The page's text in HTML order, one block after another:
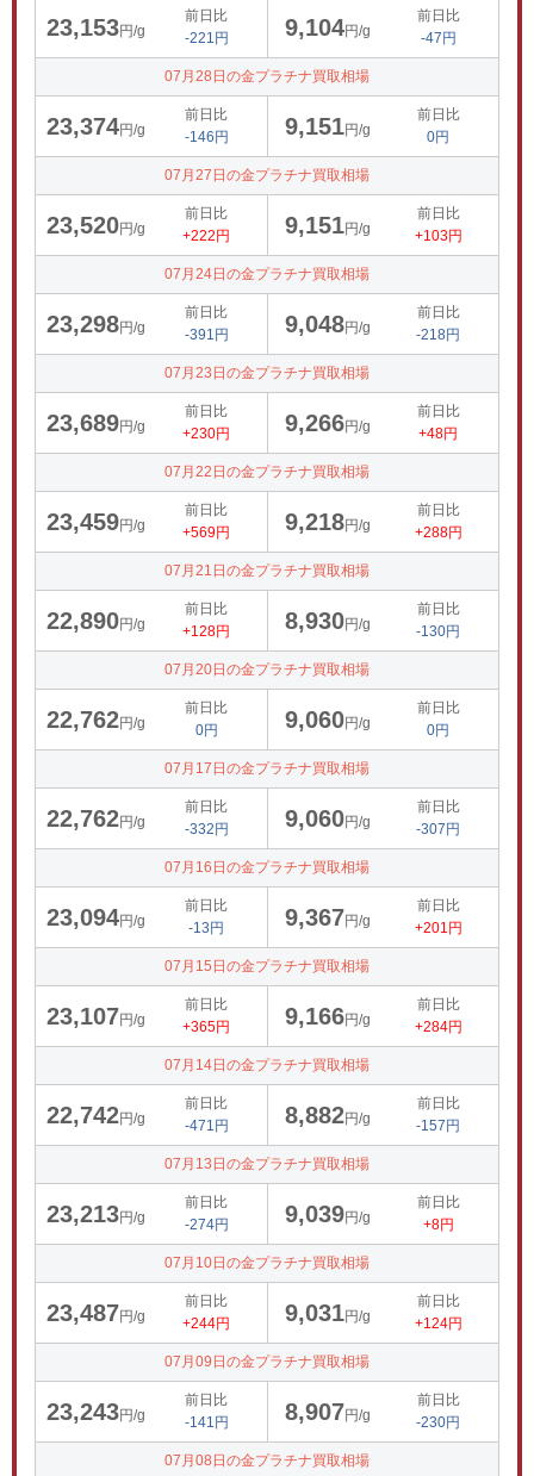
23,153円/g
前日比
-221円
9,104円/g
前日比
-47円
07月28日の金プラチナ買取相場
23,374円/g
前日比
-146円
9,151円/g
前日比
0円
07月27日の金プラチナ買取相場
23,520円/g
前日比
+222円
9,151円/g
前日比
+103円
07月24日の金プラチナ買取相場
23,298円/g
前日比
-391円
9,048円/g
前日比
-218円
07月23日の金プラチナ買取相場
23,689円/g
前日比
+230円
9,266円/g
前日比
+48円
07月22日の金プラチナ買取相場
23,459円/g
前日比
+569円
9,218円/g
前日比
+288円
07月21日の金プラチナ買取相場
22,890円/g
前日比
+128円
8,930円/g
前日比
-130円
07月20日の金プラチナ買取相場
22,762円/g
前日比
0円
9,060円/g
前日比
0円
07月17日の金プラチナ買取相場
22,762円/g
前日比
-332円
9,060円/g
前日比
-307円
07月16日の金プラチナ買取相場
23,094円/g
前日比
-13円
9,367円/g
前日比
+201円
07月15日の金プラチナ買取相場
23,107円/g
前日比
+365円
9,166円/g
前日比
+284円
07月14日の金プラチナ買取相場
22,742円/g
前日比
-471円
8,882円/g
前日比
-157円
07月13日の金プラチナ買取相場
23,213円/g
前日比
-274円
9,039円/g
前日比
+8円
07月10日の金プラチナ買取相場
23,487円/g
前日比
+244円
9,031円/g
前日比
+124円
07月09日の金プラチナ買取相場
23,243円/g
前日比
-141円
8,907円/g
前日比
-230円
07月08日の金プラチナ買取相場